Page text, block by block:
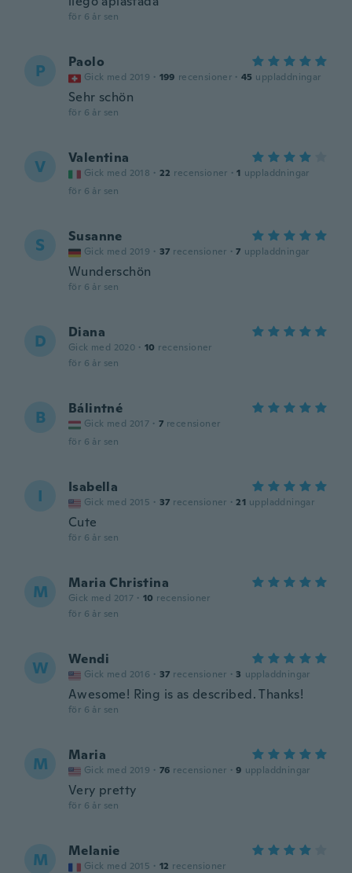
för 6 år sen
P Paolo
Gick med 2019 · 199 recensioner · 45 uppladdningar
Sehr schön
för 6 år sen
V Valentina
Gick med 2018 · 22 recensioner · 1 uppladdningar
för 6 år sen
S Susanne
Gick med 2019 · 37 recensioner · 7 uppladdningar
Wunderschön
för 6 år sen
D Diana
Gick med 2020 · 10 recensioner
för 6 år sen
B Bálintné
Gick med 2017 · 7 recensioner
för 6 år sen
I Isabella
Gick med 2015 · 37 recensioner · 21 uppladdningar
Cute
för 6 år sen
M Maria Christina
Gick med 2017 · 10 recensioner
för 6 år sen
W Wendi
Gick med 2016 · 37 recensioner · 3 uppladdningar
Awesome! Ring is as described. Thanks!
för 6 år sen
M Maria
Gick med 2019 · 76 recensioner · 9 uppladdningar
Very pretty
för 6 år sen
M Melanie
Gick med 2015 · 12 recensioner